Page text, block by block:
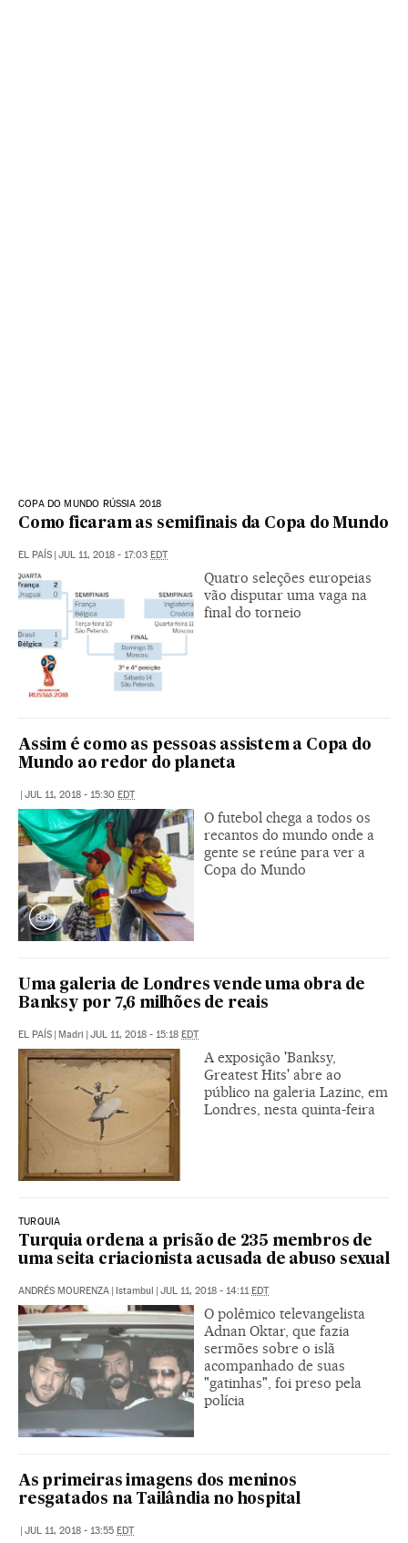
COPA DO MUNDO RÚSSIA 2018
Como ficaram as semifinais da Copa do Mundo
EL PAÍS | JUL 11, 2018 - 17:03 EDT
Quatro seleções europeias
vão disputar uma vaga na
final do torneio
Assim é como as pessoas assistem a Copa do
Mundo ao redor do planeta
| JUL 11, 2018 - 15:30 EDT
O futebol chega a todos os
recantos do mundo onde a
gente se reúne para ver a
Copa do Mundo
Uma galeria de Londres vende uma obra de
Banksy por 7,6 milhões de reais
EL PAÍS | Madri | JUL 11, 2018 - 15:18 EDT
A exposição 'Banksy,
Greatest Hits' abre ao
público na galeria Lazinc, em
Londres, nesta quinta-feira
TURQUIA
Turquia ordena a prisão de 235 membros de
uma seita criacionista acusada de abuso sexual
ANDRÉS MOURENZA | Istambul | JUL 11, 2018 - 14:11EDT
O polêmico televangelista
Adnan Oktar, que fazia
sermões sobre o islã
acompanhado de suas
"gatinhas", foi preso pela
polícia
As primeiras imagens dos meninos
resgatados na Tailândia no hospital
| JUL 11, 2018 - 13:55 EDT